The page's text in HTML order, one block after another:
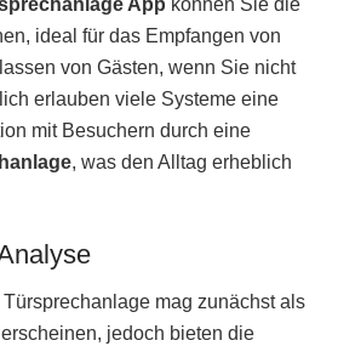
App können Sie die
ideal für das Empfangen von
von Gästen, wenn Sie nicht
erlauben viele Systeme eine
mit Besuchern durch eine
, was den Alltag erheblich
mag zunächst als
jedoch bieten die